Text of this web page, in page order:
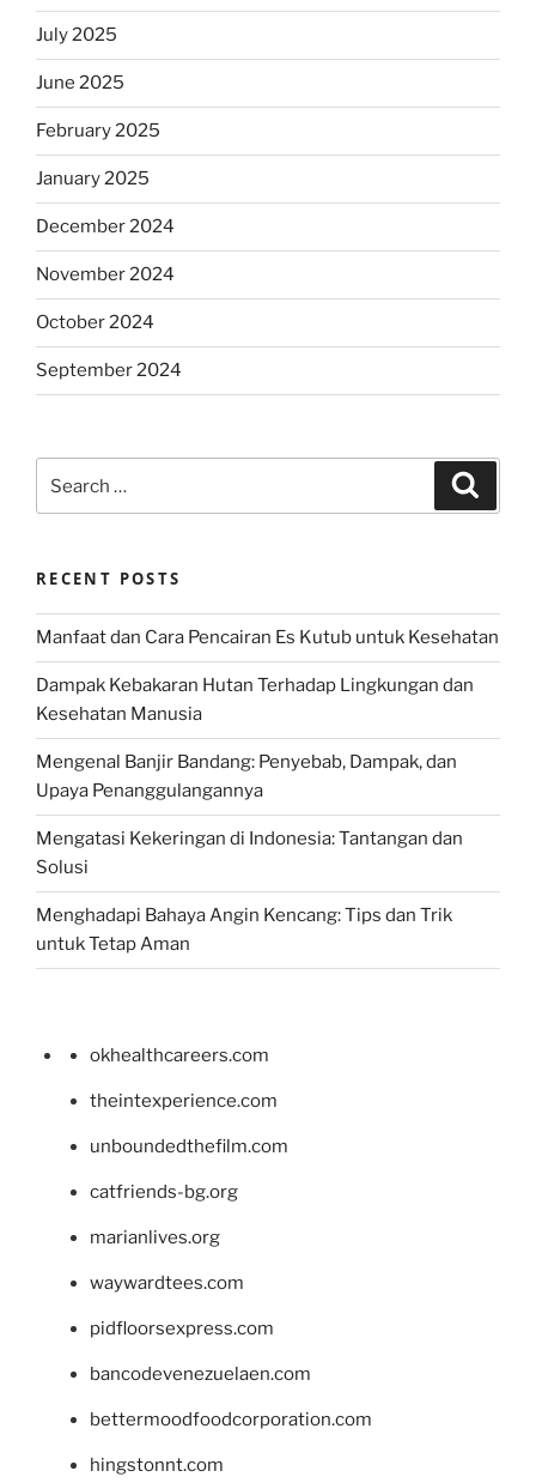
July 2025
June 2025
February 2025
January 2025
December 2024
November 2024
October 2024
September 2024
for:
RECENT POSTS
Manfaat dan Cara Pencairan Es Kutub untuk Kesehatan
Dampak Kebakaran Hutan Terhadap Lingkungan dan
Kesehatan Manusia
Mengenal Banjir Bandang: Penyebab, Dampak, dan
Upaya Penanggulangannya
Mengatasi Kekeringan di Indonesia: Tantangan dan
Solusi
Menghadapi Bahaya Angin Kencang: Tips dan Trik
untuk Tetap Aman
okhealthcareers.com
theintexperience.com
unboundedthefilm.com
catfriends-bg.org
marianlives.org
waywardtees.com
pidfloorsexpress.com
bancodevenezuelaen.com
bettermoodfoodcorporation.com
hingstonnt.com